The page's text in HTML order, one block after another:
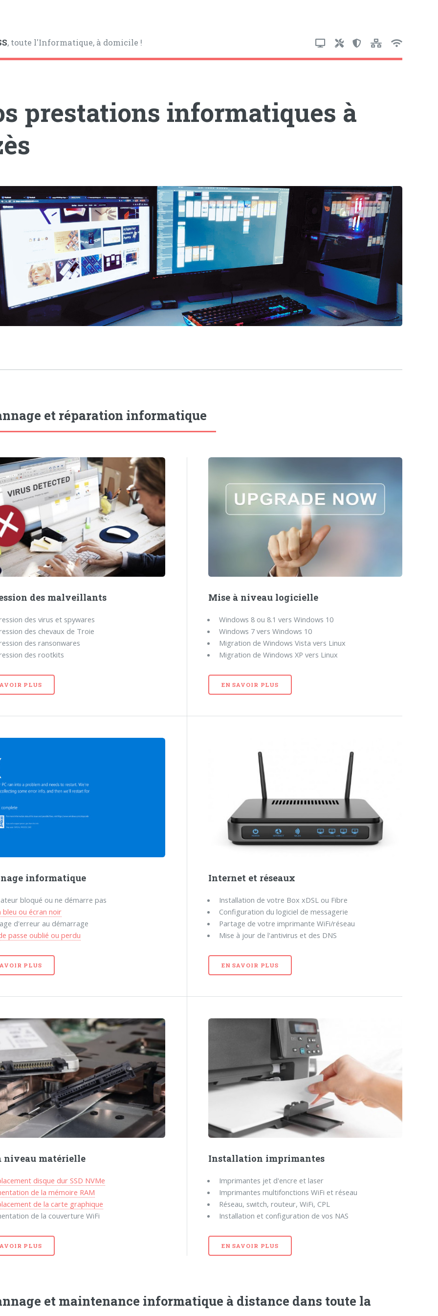
, toute l'Informatique, à domicile !
prestations informatiques à
et réparation informatique
des malveillants
des virus et spywares
des chevaux de Troie
des ransonwares
des rootkits
PLUS
Mise à niveau logicielle
Windows 8 ou 8.1 vers Windows 10
Windows 7 vers Windows 10
Migration de Windows Vista vers Linux
Migration de Windows XP vers Linux
EN SAVOIR PLUS
informatique
bloqué ou ne démarre pas
bleu ou écran noir
d'erreur au démarrage
passe oublié ou perdu
PLUS
Internet et réseaux
Installation de votre Box xDSL ou Fibre
Configuration du logiciel de messagerie
Partage de votre imprimante WiFi/réseau
Mise à jour de l'antivirus et des DNS
EN SAVOIR PLUS
niveau matérielle
disque dur SSD NVMe
de la mémoire RAM
de la carte graphique
de la couverture WiFi
PLUS
Installation imprimantes
Imprimantes jet d'encre et laser
Imprimantes multifonctions WiFi et réseau
Réseau, switch, routeur, WiFi, CPL
Installation et configuration de vos NAS
EN SAVOIR PLUS
et maintenance informatique à distance dans toute la